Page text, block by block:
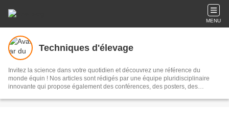
MENU
Techniques d'élevage
Invitez la science dans votre quotidien et découvrez une référence du
monde équin ! Nos articles sont rédigés par une équipe pluridisciplinaire
innovante qui propose également des conférences, des posters, des
Techniques d'élevage c'est plus de 2000 articles en accès totalement gratuit.